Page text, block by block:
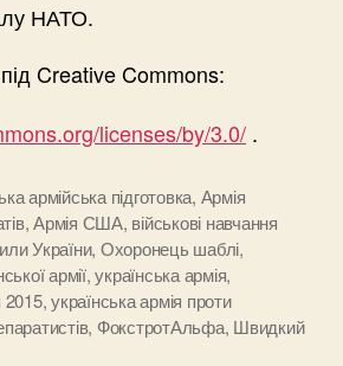
НАТО.
Creative Commons:
licenses/by/3.0/ .
армійська підготовка, Армія
,Армія США, військові навчання
України, Охоронець шаблі,
армії,українська армія,
2015,українська армія проти
, ФокстротАльфа, Швидкий